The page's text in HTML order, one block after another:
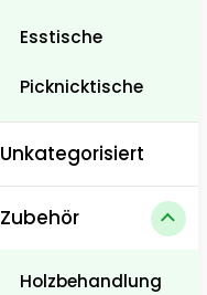
Esstische
Picknicktische
Unkategorisiert
Zubehör
Holzbehandlung